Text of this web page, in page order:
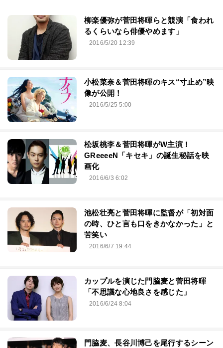
柳楽優弥が菅田将暉らと競演「食われ
るくらいなら俳優やめます」
2016/5/20 12:39
小松菜奈＆菅田将暉のキス“寸止め”映
像が公開！
2016/5/25 5:00
松坂桃李＆菅田将暉がW主演！
GReeeeN「キセキ」の誕生秘話を映
画化
2016/6/3 6:02
池松壮亮と菅田将暉に監督が「初対面
の時、ひと言も口をきかなかった」と
苦笑い
2016/6/7 19:44
カップルを演じた門脇麦と菅田将暉
「不思議な心地良さを感じた」
2016/6/24 8:04
門脇麦、長谷川博己を尾行するシーン